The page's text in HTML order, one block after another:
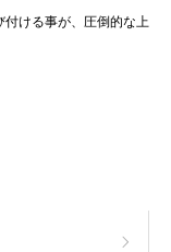
付ける事が、圧倒的な上